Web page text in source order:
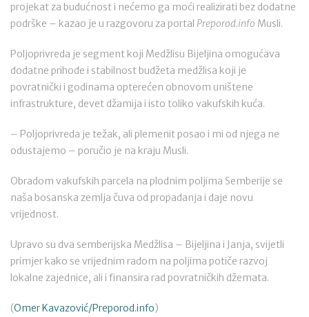
projekat za budućnost i nećemo ga moći realizirati bez dodatne
podrške – kazao je u razgovoru za portal Preporod.info Musli.
Poljoprivreda je segment koji Medžlisu Bijeljina omogućava
dodatne prihode i stabilnost budžeta medžlisa koji je
povratnički i godinama opterećen obnovom uništene
infrastrukture, devet džamija i isto toliko vakufskih kuća.
– Poljoprivreda je težak, ali plemenit posao i mi od njega ne
odustajemo – poručio je na kraju Musli.
Obradom vakufskih parcela na plodnim poljima Semberije se
naša bosanska zemlja čuva od propadanja i daje novu
vrijednost.
Upravo su dva semberijska Medžlisa – Bijeljina i Janja, svijetli
primjer kako se vrijednim radom na poljima potiče razvoj
lokalne zajednice, ali i finansira rad povratničkih džemata.
(Omer Kavazović/Preporod.info)